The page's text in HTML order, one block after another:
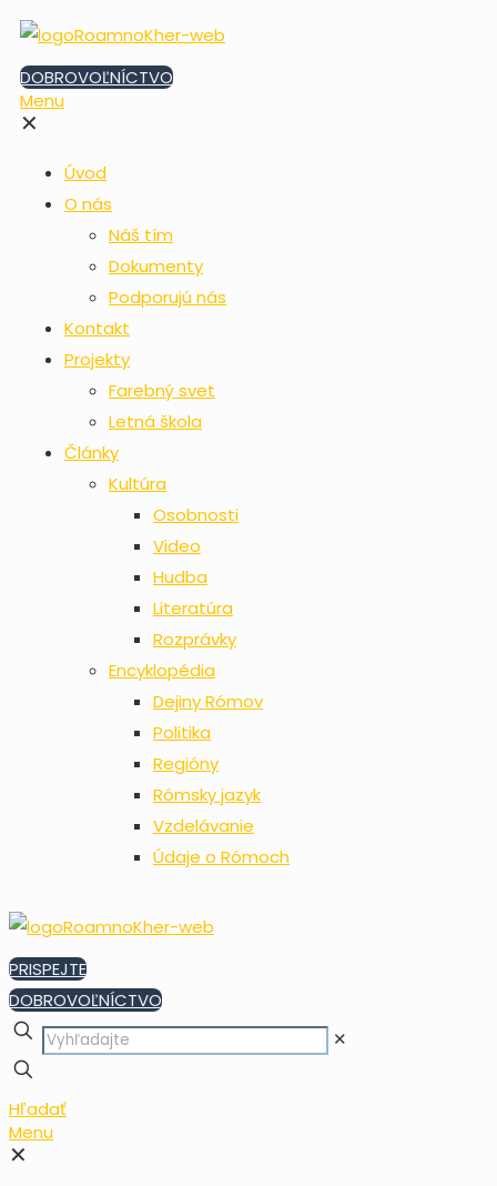
DOBROVOĽNÍCTVO
Menu
✕
Úvod
O nás
Náš tím
Dokumenty
Podporujú nás
Kontakt
Projekty
Farebný svet
Letná škola
Články
Kultúra
Osobnosti
Video
Hudba
Literatúra
Rozprávky
Encyklopédia
Dejiny Rómov
Politika
Regióny
Rómsky jazyk
Vzdelávanie
Údaje o Rómoch
PRISPEJTE
DOBROVOĽNÍCTVO
✕
Hľadať
Menu
✕